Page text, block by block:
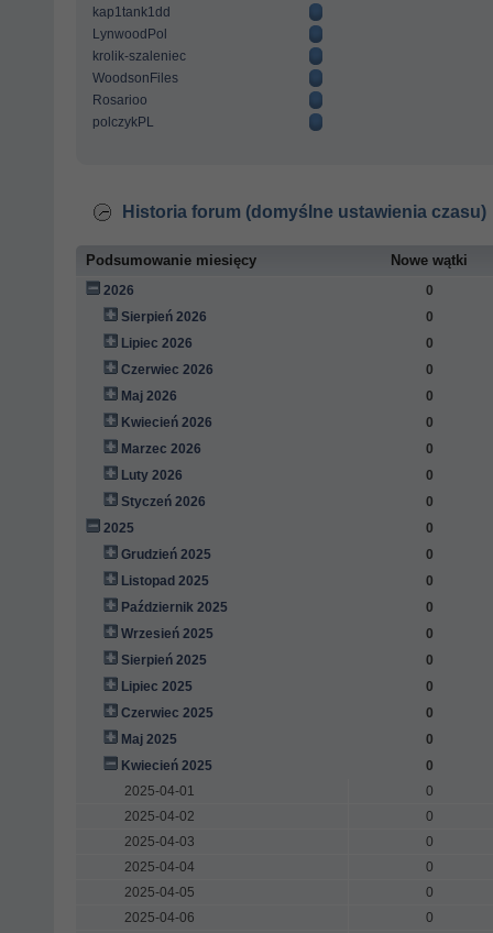
kap1tank1dd
LynwoodPol
krolik-szaleniec
WoodsonFiles
Rosarioo
polczykPL
Historia forum (domyślne ustawienia czasu)
Podsumowanie miesięcy Nowe wątki
2026
0
Sierpień 2026
0
Lipiec 2026
0
Czerwiec 2026
0
Maj 2026
0
Kwiecień 2026
0
Marzec 2026
0
Luty 2026
0
Styczeń 2026
0
2025
0
Grudzień 2025
0
Listopad 2025
0
Październik 2025
0
Wrzesień 2025
0
Sierpień 2025
0
Lipiec 2025
0
Czerwiec 2025
0
Maj 2025
0
Kwiecień 2025
0
2025-04-01
0
2025-04-02
0
2025-04-03
0
2025-04-04
0
2025-04-05
0
2025-04-06
0